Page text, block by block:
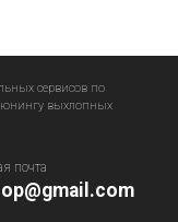
сервисов по
выхлопных
почта